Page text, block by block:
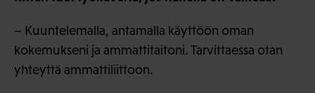
– Kuuntelemalla, antamalla käyttöön oman
kokemukseni ja ammattitaitoni. Tarvittaessa otan
yhteyttä ammattiliittoon.